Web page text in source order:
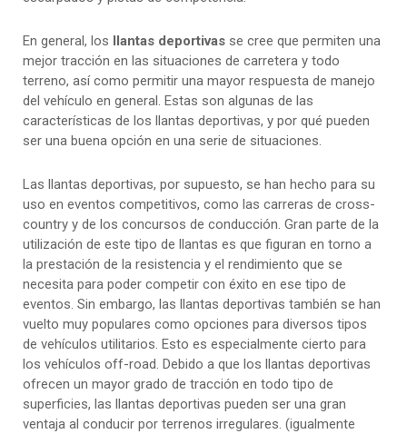
En general, los llantas deportivas se cree que permiten una
mejor tracción en las situaciones de carretera y todo
terreno, así como permitir una mayor respuesta de manejo
del vehículo en general. Estas son algunas de las
características de los llantas deportivas, y por qué pueden
ser una buena opción en una serie de situaciones.
Las llantas deportivas, por supuesto, se han hecho para su
uso en eventos competitivos, como las carreras de cross-
country y de los concursos de conducción. Gran parte de la
utilización de este tipo de llantas es que figuran en torno a
la prestación de la resistencia y el rendimiento que se
necesita para poder competir con éxito en ese tipo de
eventos. Sin embargo, las llantas deportivas también se han
vuelto muy populares como opciones para diversos tipos
de vehículos utilitarios. Esto es especialmente cierto para
los vehículos off-road. Debido a que los llantas deportivas
ofrecen un mayor grado de tracción en todo tipo de
superficies, las llantas deportivas pueden ser una gran
ventaja al conducir por terrenos irregulares. (igualmente